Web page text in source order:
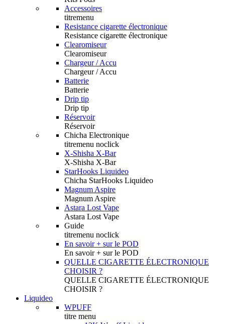
Accessoires
titremenu
Resistance cigarette électronique
Resistance cigarette électronique
Clearomiseur
Clearomiseur
Chargeur / Accu
Chargeur / Accu
Batterie
Batterie
Drip tip
Drip tip
Réservoir
Réservoir
Chicha Electronique
titremenu noclick
X-Shisha X-Bar
X-Shisha X-Bar
StarHooks Liquideo
Chicha StarHooks Liquideo
Magnum Aspire
Magnum Aspire
Astara Lost Vape
Astara Lost Vape
Guide
titremenu noclick
En savoir + sur le POD
En savoir + sur le POD
QUELLE CIGARETTE ÉLECTRONIQUE
CHOISIR ?
QUELLE CIGARETTE ÉLECTRONIQUE
CHOISIR ?
Liquideo
WPUFF
titre menu